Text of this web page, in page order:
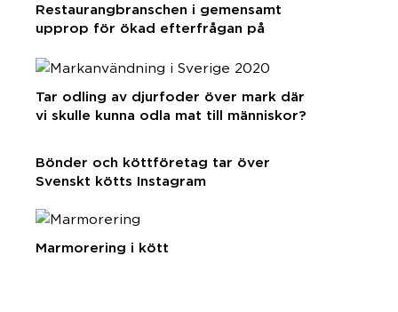
Restaurangbranschen i gemensamt
upprop för ökad efterfrågan på
Tar odling av djurfoder över mark där
vi skulle kunna odla mat till människor?
Bönder och köttföretag tar över
Svenskt kötts Instagram
Marmorering i kött